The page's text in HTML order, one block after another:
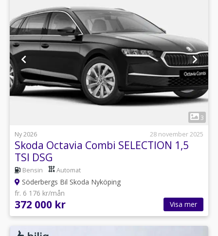
3
Ny 2026
28 november 2025
Skoda Octavia Combi SELECTION 1,5
TSI DSG
Bensin Automat
Söderbergs Bil Skoda Nyköping
fr. 6 176 kr/mån
372 000 kr Visa mer